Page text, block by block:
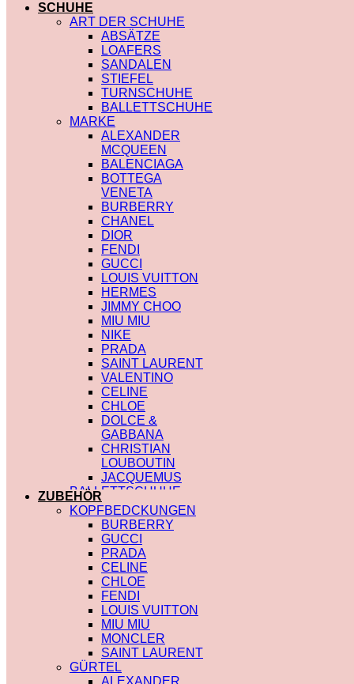
SCHUHE
ART DER SCHUHE
ABSÄTZE
LOAFERS
SANDALEN
STIEFEL
TURNSCHUHE
BALLETTSCHUHE
MARKE
ALEXANDER
MCQUEEN
BALENCIAGA
BOTTEGA
VENETA
BURBERRY
CHANEL
DIOR
FENDI
GUCCI
LOUIS VUITTON
HERMES
JIMMY CHOO
MIU MIU
NIKE
PRADA
SAINT LAURENT
VALENTINO
CELINE
CHLOE
DOLCE &
GABBANA
CHRISTIAN
LOUBOUTIN
JACQUEMUS
BALLETTSCHUHE
LOUIS VUITTON
ZUBEHÖR
KOPFBEDCKUNGEN
BURBERRY
GUCCI
PRADA
CELINE
CHLOE
FENDI
LOUIS VUITTON
MIU MIU
MONCLER
SAINT LAURENT
GÜRTEL
ALEXANDER